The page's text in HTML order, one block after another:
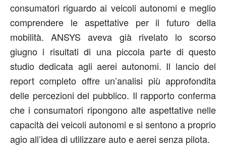
consumatori riguardo ai veicoli autonomi e meglio
comprendere le aspettative per il futuro della
mobilità. ANSYS aveva già rivelato lo scorso
giugno i risultati di una piccola parte di questo
studio dedicata agli aerei autonomi. Il lancio del
report completo offre un’analisi più approfondita
delle percezioni del pubblico. Il rapporto conferma
che i consumatori ripongono alte aspettative nelle
capacità dei veicoli autonomi e si sentono a proprio
agio all’idea di utilizzare auto e aerei senza pilota.